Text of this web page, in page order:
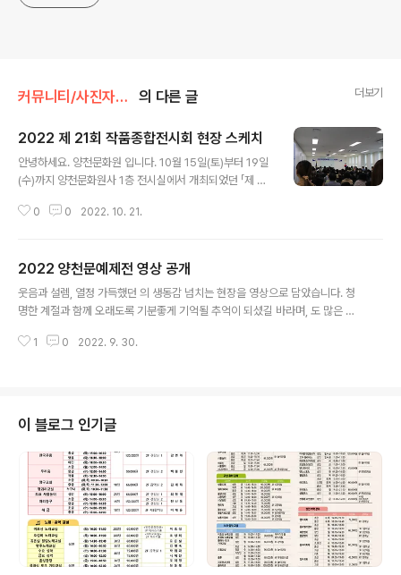
커뮤니티/사진자료실 의 다른 글 더보기
2022 제 21회 작품종합전시회 현장 스케치
안녕하세요. 양천문화원 입니다. 10월 15일(토)부터 19일
(수)까지 양천문화원사 1층 전시실에서 개최되었던 「제 21
의 작품으로 채워져 더욱 뜻 깊었던 작품종합전시회에 정
시상식이 열렸습니다. 축하를 위해 함께 나온 가족들의 얼
굴엔 함박웃음이 가득했고 아버지, 플라스틱, 코로나19 행
복찾기, 양천의 가을 이야기 등의 주제로 완성된 작품들을
민 여러분의 많은 관심과 참여에 가슴 깊이 감사의 인사를
0 0 2022. 10. 21.
2022 양천문예제전 영상 공개
웃음과 설렘, 열정 가득했던 의 생동감 넘치는 현장을 영상으로 담았습니다. 청
명한 계절과 함께 오래도록 기분좋게 기억될 추억이 되셨길 바라며, 도 많은 기
22 양천문예제전 휘호 대회장(양천문화원 3층 세미나실) 영상
1 0 2022. 9. 30.
이 블로그 인기글